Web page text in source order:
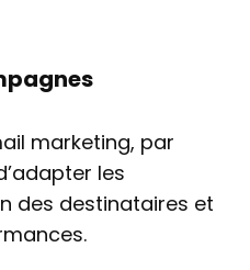
marketing, par
les
des destinataires et